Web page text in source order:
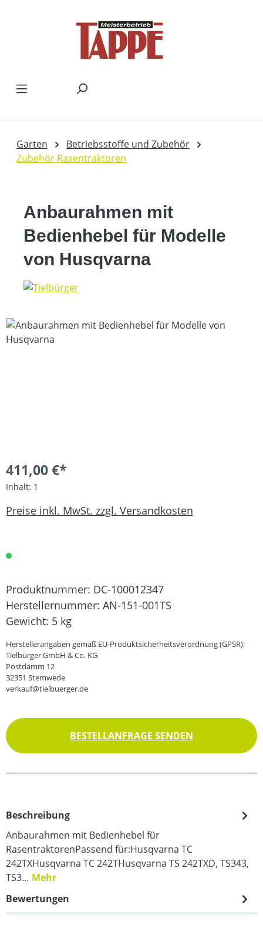
Garten
Betriebsstoffe und Zubehör
Zubehör Rasentraktoren
Anbaurahmen mit
Bedienhebel für Modelle
von Husqvarna
Bildergalerie überspringen
411,00 €*
Inhalt: 1
Preise inkl. MwSt. zzgl. Versandkosten
Produktnummer: DC-100012347
Herstellernummer: AN-151-001TS
Gewicht: 5 kg
Herstellerangaben gemäß EU-Produktsicherheitsverordnung (GPSR):
Tielbürger GmbH & Co. KG
Postdamm 12
32351 Stemwede
verkauf@tielbuerger.de
BESTELLANFRAGE SENDEN
Beschreibung
Anbaurahmen mit Bedienhebel für
RasentraktorenPassend für:Husqvarna TC
242TXHusqvarna TC 242THusqvarna TS 242TXD, TS343,
TS3… Mehr
Bewertungen